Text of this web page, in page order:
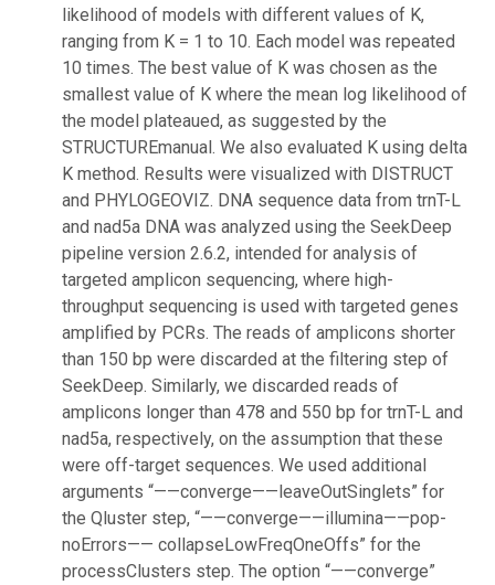
likelihood of models with different values of K,
ranging from K = 1 to 10. Each model was repeated
10 times. The best value of K was chosen as the
smallest value of K where the mean log likelihood of
the model plateaued, as suggested by the
STRUCTUREmanual. We also evaluated K using delta
K method. Results were visualized with DISTRUCT
and PHYLOGEOVIZ. DNA sequence data from trnT-L
and nad5a DNA was analyzed using the SeekDeep
pipeline version 2.6.2, intended for analysis of
targeted amplicon sequencing, where high-
throughput sequencing is used with targeted genes
amplified by PCRs. The reads of amplicons shorter
than 150 bp were discarded at the filtering step of
SeekDeep. Similarly, we discarded reads of
amplicons longer than 478 and 550 bp for trnT-L and
nad5a, respectively, on the assumption that these
were off-target sequences. We used additional
arguments “——converge——leaveOutSinglets” for
the Qluster step, “——converge——illumina——pop-
noErrors—— collapseLowFreqOneOffs” for the
processClusters step. The option “——converge”